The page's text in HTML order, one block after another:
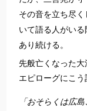
その音を立ち尽
いて語る人がい
あり続ける。
先般亡くなった大
エピローグにこう
「おそらくは広